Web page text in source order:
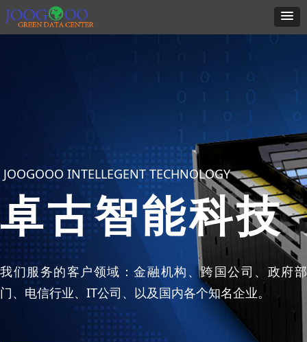
卓古智能科技
我们服务的客户领域：金融机构、跨国公司、政府部
门、电信行业、IT公司、以及国内各个知名企业。
JOOGOOO INTELLEGENT TECHNOLOGY